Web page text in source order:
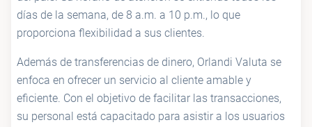
días de la semana, de 8 a.m. a 10 p.m., lo que
proporciona flexibilidad a sus clientes.
Además de transferencias de dinero, Orlandi Valuta se
enfoca en ofrecer un servicio al cliente amable y
eficiente. Con el objetivo de facilitar las transacciones,
su personal está capacitado para asistir a los usuarios